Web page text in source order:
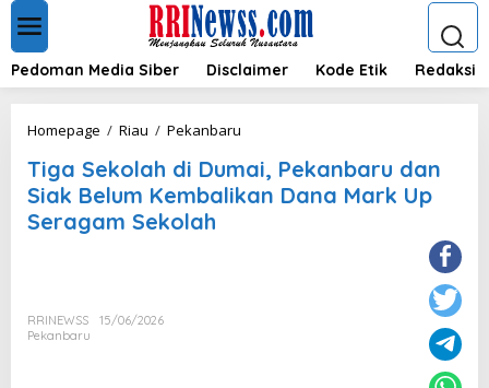
t
Pedoman Media Siber Disclaimer Kode Etik Redaksi
Homepage / Riau / Pekanbaru
g
a
S
Tiga Sekolah di Dumai, Pekanbaru dan
Siak Belum Kembalikan Dana Mark Up
Seragam Sekolah
RRINEWSS
15/06/2026
Pekanbaru